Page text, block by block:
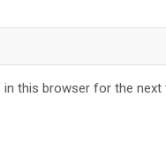
in this browser for the